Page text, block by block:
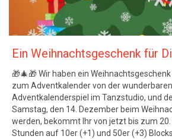
Ein Weihnachtsgeschenk für
🎁🎄🎁 Wir haben ein
zum Adventkalender von der
Adventkalenderspiel im Tanzstudio, und
Samstag, den 14. Dezember beim
werden, bekommt Ihr von jetzt bis zum
Stunden auf 10er (+1) und 50er (+3)